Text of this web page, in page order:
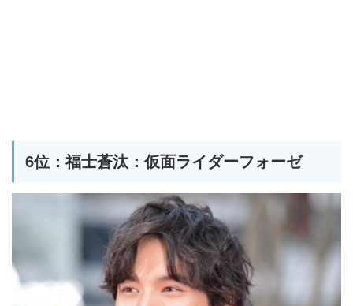
6位：福士蒼汰：仮面ライダーフォーゼ